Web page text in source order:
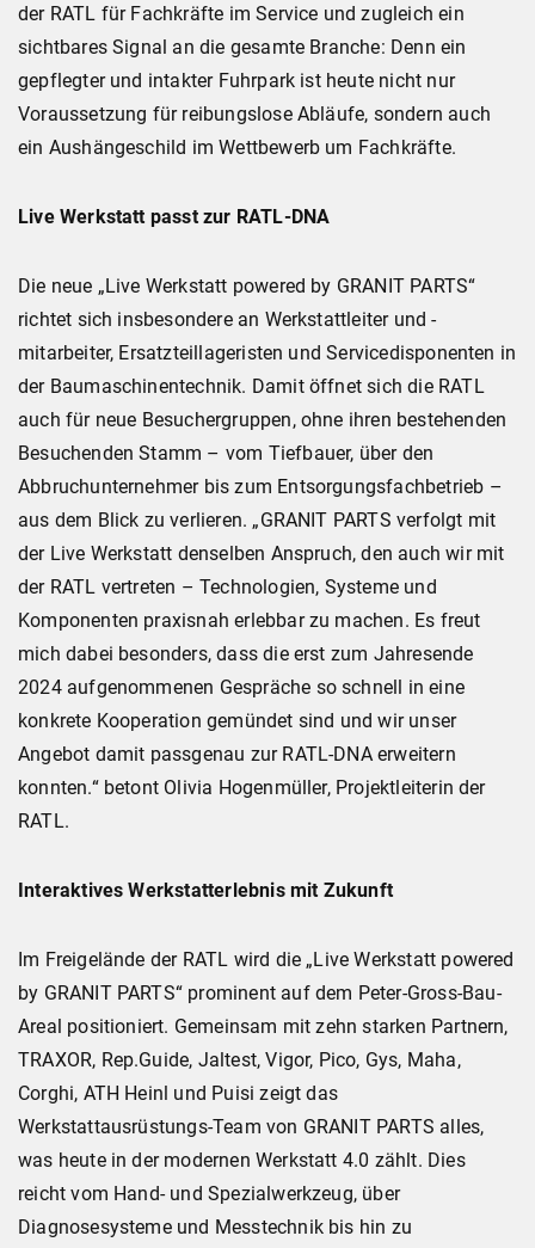
der RATL für Fachkräfte im Service und zugleich ein
sichtbares Signal an die gesamte Branche: Denn ein
gepflegter und intakter Fuhrpark ist heute nicht nur
Voraussetzung für reibungslose Abläufe, sondern auch
ein Aushängeschild im Wettbewerb um Fachkräfte.
Live Werkstatt passt zur RATL-DNA
Die neue „Live Werkstatt powered by GRANIT PARTS“
richtet sich insbesondere an Werkstattleiter und -
mitarbeiter, Ersatzteillageristen und Servicedisponenten in
der Baumaschinentechnik. Damit öffnet sich die RATL
auch für neue Besuchergruppen, ohne ihren bestehenden
Besuchenden Stamm – vom Tiefbauer, über den
Abbruchunternehmer bis zum Entsorgungsfachbetrieb –
aus dem Blick zu verlieren. „GRANIT PARTS verfolgt mit
der Live Werkstatt denselben Anspruch, den auch wir mit
der RATL vertreten – Technologien, Systeme und
Komponenten praxisnah erlebbar zu machen. Es freut
mich dabei besonders, dass die erst zum Jahresende
2024 aufgenommenen Gespräche so schnell in eine
konkrete Kooperation gemündet sind und wir unser
Angebot damit passgenau zur RATL-DNA erweitern
konnten.“ betont Olivia Hogenmüller, Projektleiterin der
RATL.
Interaktives Werkstatterlebnis mit Zukunft
Im Freigelände der RATL wird die „Live Werkstatt powered
by GRANIT PARTS“ prominent auf dem Peter-Gross-Bau-
Areal positioniert. Gemeinsam mit zehn starken Partnern,
TRAXOR, Rep.Guide, Jaltest, Vigor, Pico, Gys, Maha,
Corghi, ATH Heinl und Puisi zeigt das
Werkstattausrüstungs-Team von GRANIT PARTS alles,
was heute in der modernen Werkstatt 4.0 zählt. Dies
reicht vom Hand- und Spezialwerkzeug, über
Diagnosesysteme und Messtechnik bis hin zu